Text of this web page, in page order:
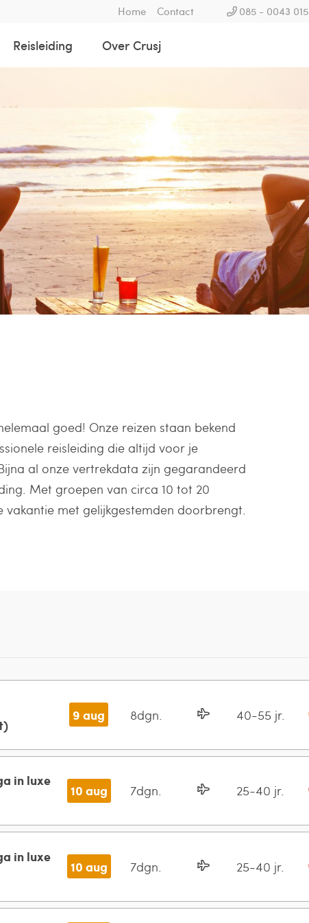
Home Contact 085 - 0043 015
Reisleiding Over Crusj
goed! Onze reizen staan bekend
reisleiding die altijd voor je
al onze vertrekdata zijn gegarandeerd
Met groepen van circa 10 tot 20
met gelijkgestemden doorbrengt.
9 aug 8dgn. 40-55 jr.
52
40 41 51
in luxe
10 aug 7dgn. 25-40 jr.
28 35
in luxe
10 aug 7dgn. 25-40 jr.